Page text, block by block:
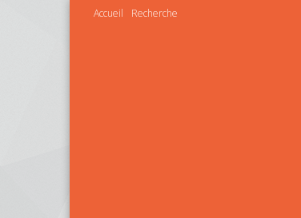
Accueil Recherche